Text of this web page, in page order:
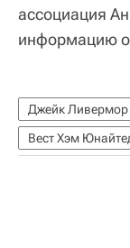
ассоциация
информацию
Джейк Ливермор
Вест Хэм